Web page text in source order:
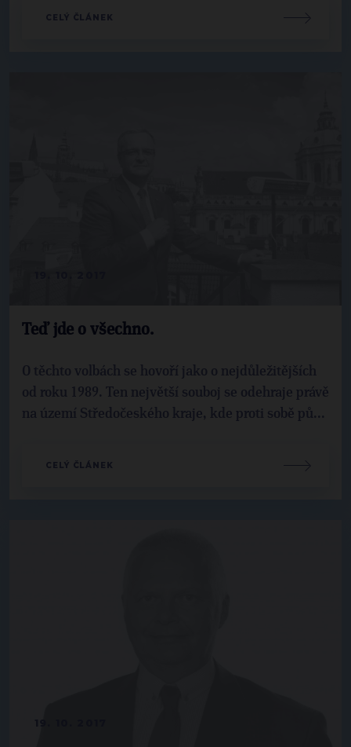
CELÝ ČLÁNEK
Teď jde o všechno.
O těchto volbách se hovoří jako o nejdůležitějších
od roku 1989. Ten největší souboj se odehraje právě
na území Středočeského kraje, kde proti sobě pů...
CELÝ ČLÁNEK